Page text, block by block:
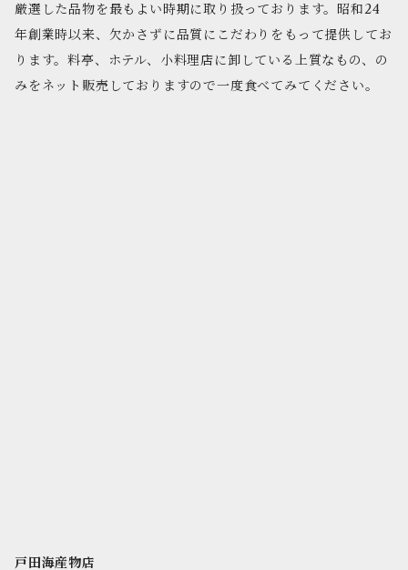
厳選した品物を最もよい時期に取り扱っております。昭和24
年創業時以来、欠かさずに品質にこだわりをもって提供してお
ります。料亭、ホテル、小料理店に卸している上質なもの、の
みをネット販売しておりますので一度食べてみてください。
戸田海産物店